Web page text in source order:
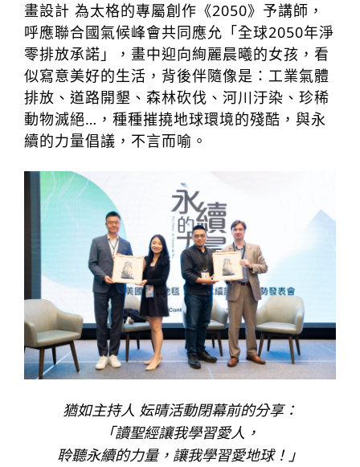
畫設計 為太格的專屬創作《2050》予講師，
呼應聯合國氣候峰會共同應允「全球2050年淨
零排放承諾」，畫中迎向絢麗晨曦的女孩，看
似寫意美好的生活，背後伴隨像是：工業氣體
排放、道路開墾、森林砍伐、河川汙染、珍稀
動物滅絕…，種種摧撓地球環境的殘酷，與永
續的力量倡議，不言而喻。
猶如主持人 妘晴活動閉幕前的分享：
「讀聖經讓我學習愛人，
聆聽永續的力量，讓我學習愛地球！」